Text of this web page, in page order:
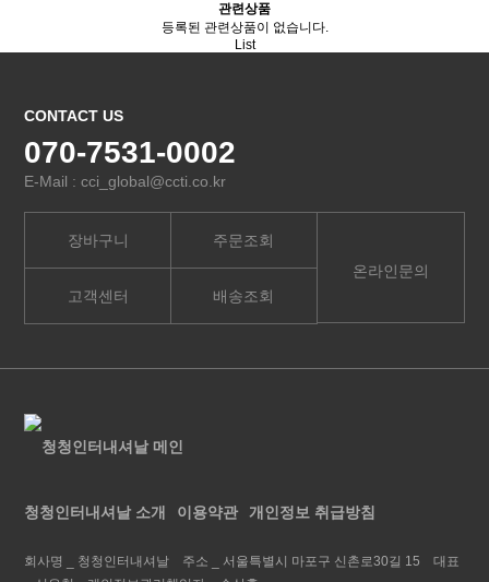
관련상품
등록된 관련상품이 없습니다.
List
CONTACT US
070-7531-0002
E-Mail : cci_global@ccti.co.kr
장바구니
고객센터
주문조회
배송조회
온라인문의
청청인터내셔날 소개 이용약관 개인정보 취급방침
회사명 _ 청청인터내셔날 주소 _ 서울특별시 마포구 신촌로30길 15
대표